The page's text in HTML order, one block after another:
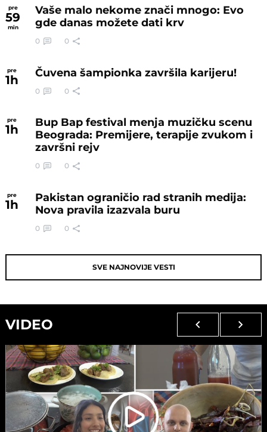
pre
59
min
Vaše malo nekome znači mnogo: Evo
gde danas možete dati krv
0 0
pre
1h
Čuvena šampionka završila karijeru!
0 0
pre
1h
Bup Bap festival menja muzičku scenu
Beograda: Premijere, terapije zvukom i
završni rejv
0 0
pre
1h
Pakistan ograničio rad stranih medija:
Nova pravila izazvala buru
0 0
SVE NAJNOVIJE VESTI
VIDEO